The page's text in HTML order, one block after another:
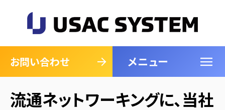
お問い合わせ メニュー
閉じる
流通ネットワーキングに、当社